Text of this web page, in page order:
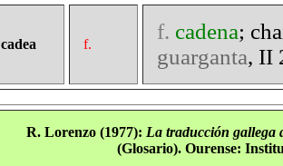
cadea f.
f. cadena;
guarganta, II
R. Lorenzo (1977): La traducción gallega
(Glosario). Ourense: